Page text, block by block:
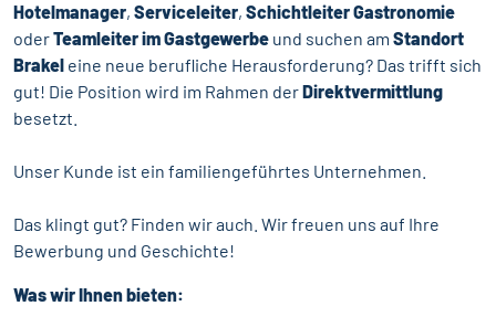
Hotelmanager, Serviceleiter, Schichtleiter Gastronomie
oderTeamleiter im Gastgewerbe und suchen am Standort
Brakel eine neue berufliche Herausforderung? Das trifft sich
gut! Die Position wird im Rahmen derDirektvermittlung
besetzt.
Unser Kunde ist ein familiengeführtes Unternehmen.
Das klingt gut? Finden wir auch. Wir freuen uns auf Ihre
Bewerbung und Geschichte!
Was wir Ihnen bieten: